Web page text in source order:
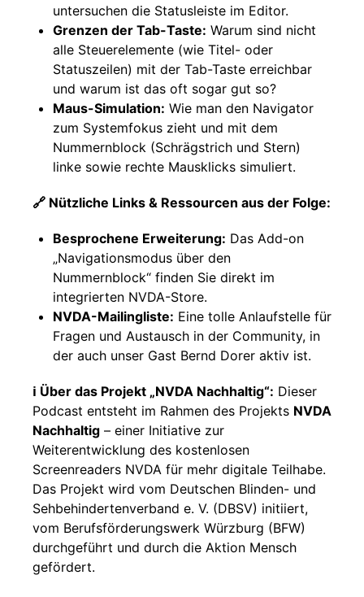
untersuchen die Statusleiste im Editor.
Grenzen der Tab-Taste: Warum sind nicht
alle Steuerelemente (wie Titel- oder
Statuszeilen) mit der Tab-Taste erreichbar
und warum ist das oft sogar gut so?
Maus-Simulation: Wie man den Navigator
zum Systemfokus zieht und mit dem
Nummernblock (Schrägstrich und Stern)
linke sowie rechte Mausklicks simuliert.
🔗 Nützliche Links & Ressourcen aus der Folge:
Besprochene Erweiterung: Das Add-on
„Navigationsmodus über den
Nummernblock“ finden Sie direkt im
integrierten NVDA-Store.
NVDA-Mailingliste: Eine tolle Anlaufstelle für
Fragen und Austausch in der Community, in
der auch unser Gast Bernd Dorer aktiv ist.
ℹ️ Über das Projekt „NVDA Nachhaltig“: Dieser
Podcast entsteht im Rahmen des Projekts NVDA
Nachhaltig – einer Initiative zur
Weiterentwicklung des kostenlosen
Screenreaders NVDA für mehr digitale Teilhabe.
Das Projekt wird vom Deutschen Blinden- und
Sehbehindertenverband e. V. (DBSV) initiiert,
vom Berufsförderungswerk Würzburg (BFW)
durchgeführt und durch die Aktion Mensch
gefördert.